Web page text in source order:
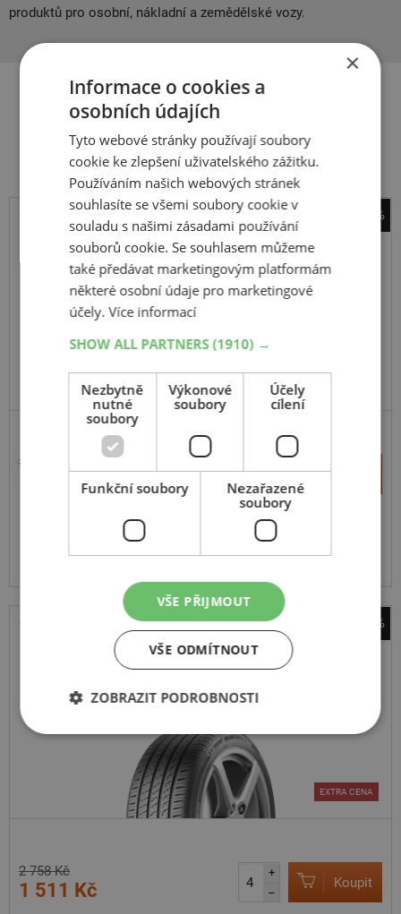
produktů pro osobní, nákladní a zemědělské vozy.
Související produkty
-40%
Matador
Hectorra 5
185 55 R15 82H
2 727 Kč
1 643 Kč
–
SKLADEM Expedujeme do 2 dnů
Na prodejně v Opavě do 2 dnů.
-45%
Barum
Bravuris 5HM
185 55 R15 82H
EXTRA CENA
2 758 Kč
1 511 Kč
+
–
Koupit
×
Informace o cookies a
osobních údajích
Tyto webové stránky používají soubory
cookie ke zlepšení uživatelského zážitku.
Používáním našich webových stránek
souhlasíte se všemi soubory cookie v
souladu s našimi zásadami používání
souborů cookie. Se souhlasem můžeme
také předávat marketingovým platformám
některé osobní údaje pro marketingové
účely.Více informací
SHOW ALL PARTNERS(1910) →
Nezbytně
nutné
soubory
Výkonové
soubory
Účely
cílení
Funkční soubory
Nezařazené
soubory
VŠE PŘIJMOUT
VŠE ODMÍTNOUT
ZOBRAZIT PODROBNOSTI